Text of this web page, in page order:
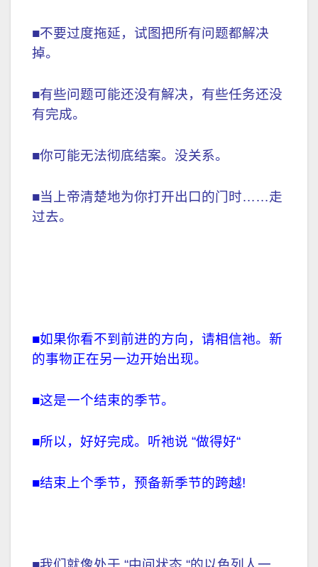
■不要过度拖延，试图把所有问题都解决
掉。
■有些问题可能还没有解决，有些任务还没
有完成。
■你可能无法彻底结案。没关系。
■当上帝清楚地为你打开出口的门时……走
过去。
■如果你看不到前进的方向，请相信祂。新
的事物正在另一边开始出现。
■这是一个结束的季节。
■所以，好好完成。听祂说 “做得好“
■结束上个季节，预备新季节的跨越!